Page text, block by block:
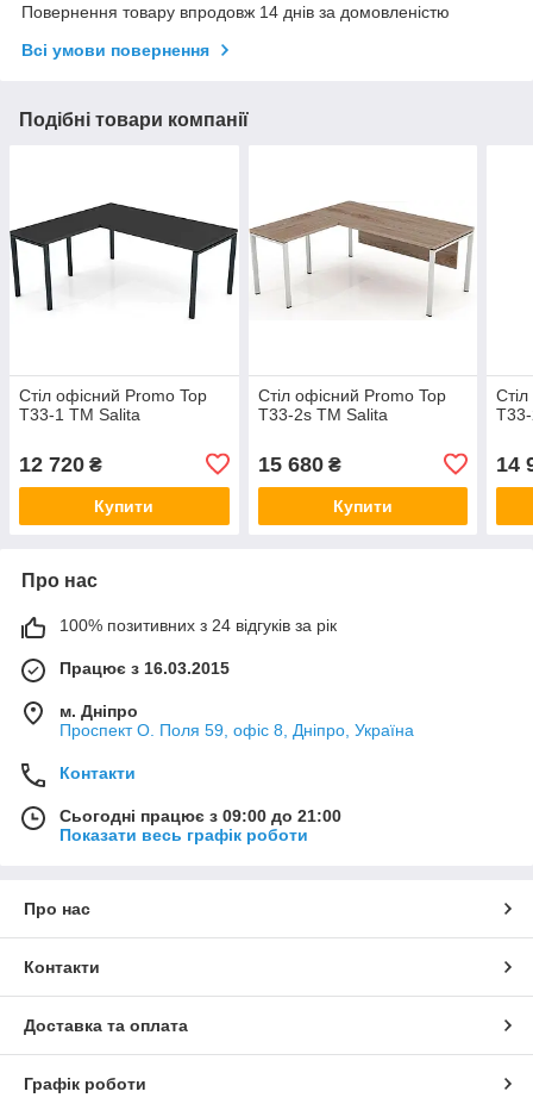
Повернення товару впродовж 14 днів за домовленістю
Всі умови повернення
Подібні товари компанії
Стіл офісний Promo Top
T33-1 ТМ Salita
12 720 ₴
Купити
Стіл офісний Promo Top
T33-2s ТМ Salita
15 680₴
Купити
14
Про нас
100% позитивних з 24 відгуків за рік
Працює з 16.03.2015
м. Дніпро
Проспект О. Поля 59, офіс 8, Дніпро, Україна
Контакти
Сьогодні працює з 09:00 до 21:00
Показати весь графік роботи
Про нас
Контакти
Доставка та оплата
Графік роботи